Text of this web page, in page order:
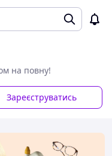
на повну!
Зареєструватись